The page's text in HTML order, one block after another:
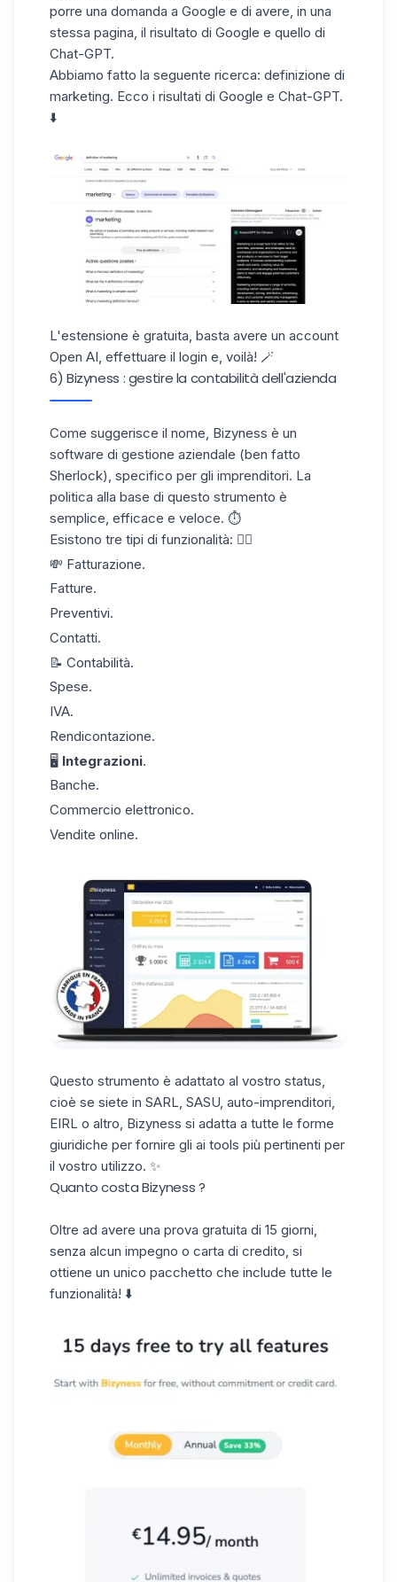
porre una domanda a Google e di avere, in una
stessa pagina, il risultato di Google e quello di
Chat-GPT.
Abbiamo fatto la seguente ricerca: definizione di
marketing. Ecco i risultati di Google e Chat-GPT.
⬇️
L'estensione è gratuita, basta avere un account
Open AI, effettuare il login e, voilà! 🪄
6) Bizyness : gestire la contabilità dell'azienda
Come suggerisce il nome, Bizyness è un
software di gestione aziendale (ben fatto
Sherlock), specifico per gli imprenditori. La
politica alla base di questo strumento è
semplice, efficace e veloce. ⏱️
Esistono tre tipi di funzionalità: 👇🏼
💸 Fatturazione.
Fatture.
Preventivi.
Contatti.
📝 Contabilità.
Spese.
IVA.
Rendicontazione.
🖥️ Integrazioni.
Banche.
Commercio elettronico.
Vendite online.
Questo strumento è adattato al vostro status,
cioè se siete in SARL, SASU, auto-imprenditori,
EIRL o altro, Bizyness si adatta a tutte le forme
giuridiche per fornire gli ai tools più pertinenti per
il vostro utilizzo. ✨
Quanto costa Bizyness ?
Oltre ad avere una prova gratuita di 15 giorni,
senza alcun impegno o carta di credito, si
ottiene un unico pacchetto che include tutte le
funzionalità! ⬇️